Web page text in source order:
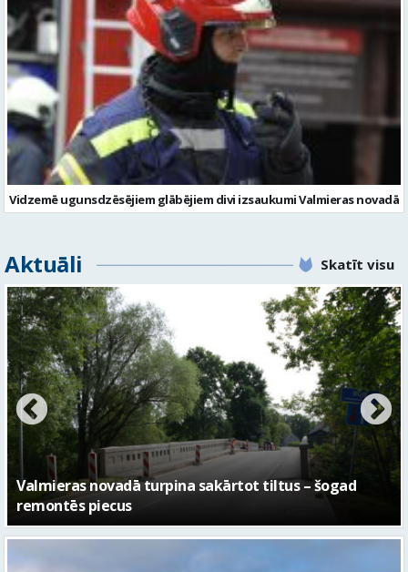
Vidzemē ugunsdzēsējiem glābējiem divi izsaukumi Valmieras novadā
Aktuāli Skatīt visu
No pagaidu teātra līdz laikmetīgās kultūras centram
– kā attīstīsies “Kurtuve”